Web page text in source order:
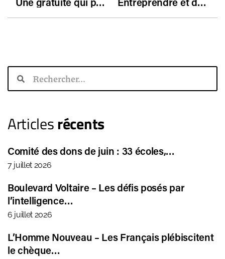
Articlesrécents
Comité des dons de juin : 33 écoles,…
7 juillet 2026
Boulevard Voltaire – Les défis posés par
l’intelligence…
6 juillet 2026
L’Homme Nouveau – Les Français plébiscitent
le chèque…